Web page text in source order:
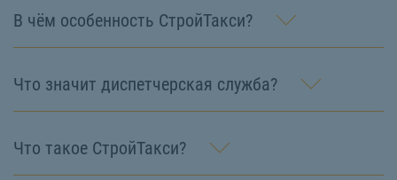
В чём особенность СтройТакси?
Что значит диспетчерская служба?
Что такое СтройТакси?